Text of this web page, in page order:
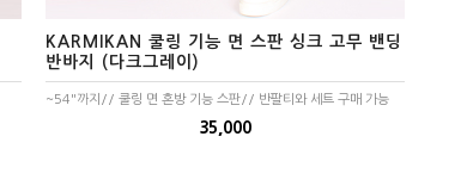
KARMIKAN 쿨링 기능 면 스판 싱크 고무 밴딩
반바지 (다크그레이)
~54"까지// 쿨링 면 혼방 기능 스판// 반팔티와 세트 구매 가능
35,000